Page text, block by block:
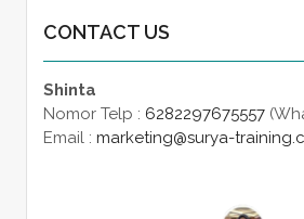
CONTACT US
Shinta
Nomor Telp : 6282297675557
Email : marketing@surya-